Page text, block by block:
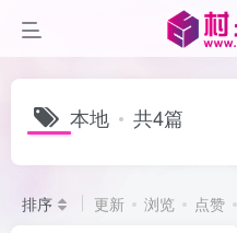
本地 共4篇
排序 更新 浏览 点赞